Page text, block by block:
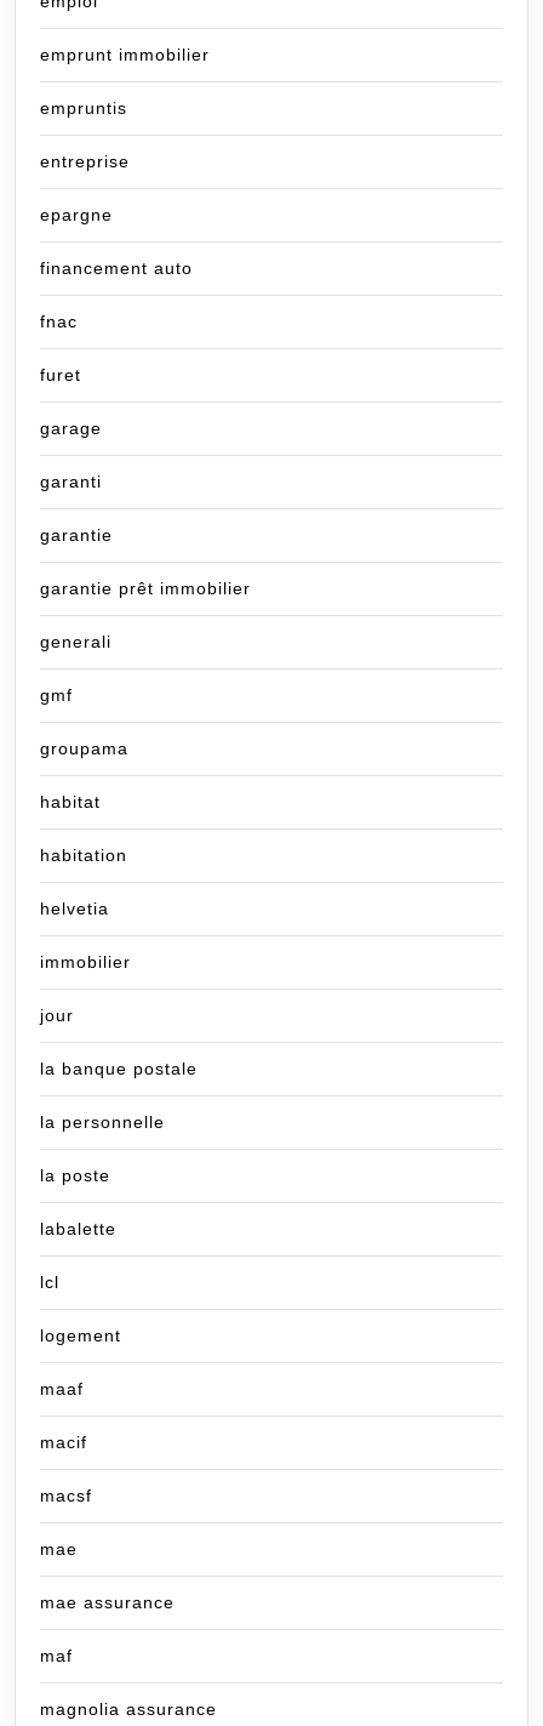
emprunt immobilier
empruntis
entreprise
epargne
financement auto
fnac
furet
garage
garanti
garantie
garantie prêt immobilier
generali
gmf
groupama
habitat
habitation
helvetia
immobilier
jour
la banque postale
la personnelle
la poste
labalette
lcl
logement
maaf
macif
macsf
mae
mae assurance
maf
magnolia assurance